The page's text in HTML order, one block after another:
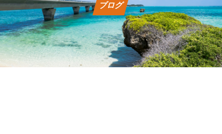
会社概要
利用規約
ブログ